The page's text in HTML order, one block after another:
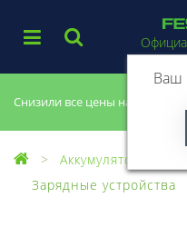
Снизили все цены на 20%,
Ваш
Аккумуляторы и
Зарядные устройства